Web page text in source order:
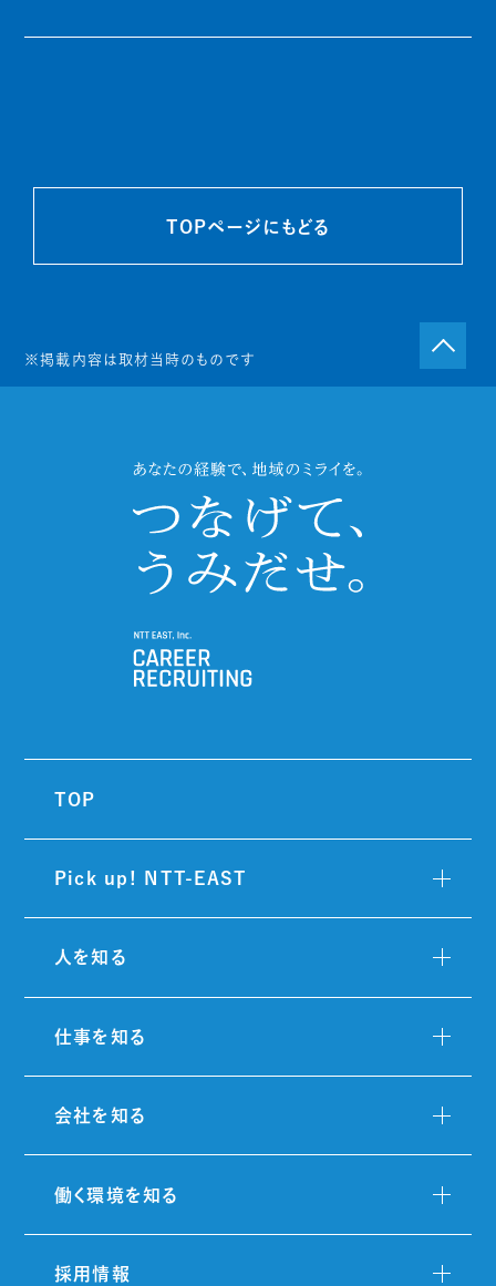
TOPページにもどる
※掲載内容は取材当時のものです
TOP
Pick up! NTT-EAST
人を知る
仕事を知る
会社を知る
働く環境を知る
採用情報